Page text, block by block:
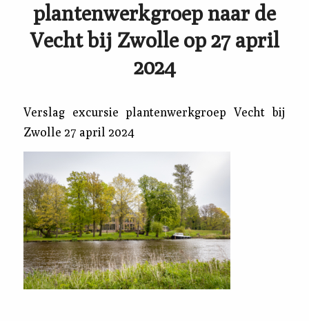
plantenwerkgroep naar de
Vecht bij Zwolle op 27 april
2024
Verslag excursie plantenwerkgroep Vecht bij
Zwolle 27 april 2024